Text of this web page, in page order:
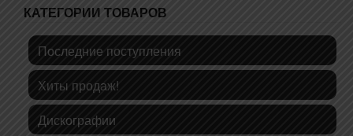
КАТЕГОРИИ ТОВАРОВ
Последние поступления
Хиты продаж!
Дискографии